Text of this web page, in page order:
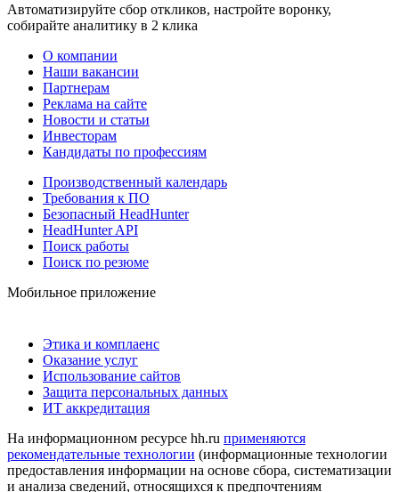
Автоматизируйте сбор откликов, настройте воронку,
собирайте аналитику в 2 клика
О компании
Наши вакансии
Партнерам
Реклама на сайте
Новости и статьи
Инвесторам
Кандидаты по профессиям
Производственный календарь
Требования к ПО
Безопасный HeadHunter
HeadHunter API
Поиск работы
Поиск по резюме
Мобильное приложение
Этика и комплаенс
Оказание услуг
Использование сайтов
Защита персональных данных
ИТ аккредитация
На информационном ресурсе hh.ru применяются
рекомендательные технологии (информационные технологии
предоставления информации на основе сбора, систематизации
и анализа сведений, относящихся к предпочтениям